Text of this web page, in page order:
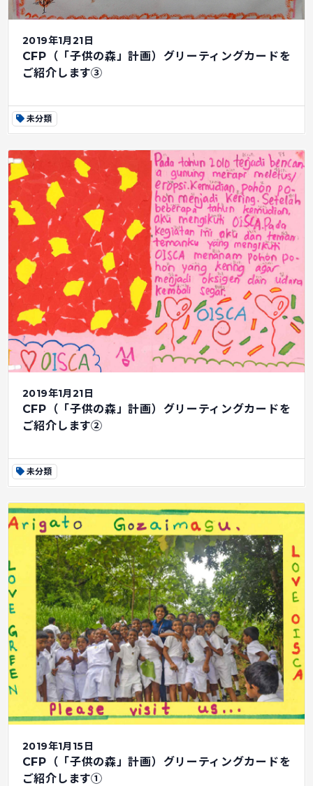
2019年1月21日
CFP（「子供の森」計画）グリーティングカードを
ご紹介します③
未分類
2019年1月21日
CFP（「子供の森」計画）グリーティングカードを
ご紹介します②
未分類
2019年1月15日
CFP（「子供の森」計画）グリーティングカードを
ご紹介します①